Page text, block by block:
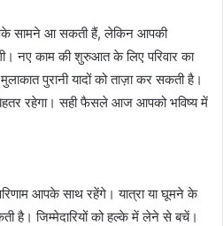
सामने आ सकती हैं, लेकिन आपकी
नए काम की शुरुआत के लिए परिवार का
पुरानी यादों को ताज़ा कर सकती है।
बेहतर रहेगा। सही फैसले आज आपको भविष्य में
आपके साथ रहेंगे। यात्रा या घूमने के
है। जिम्मेदारियों को हल्के में लेने से बचें।